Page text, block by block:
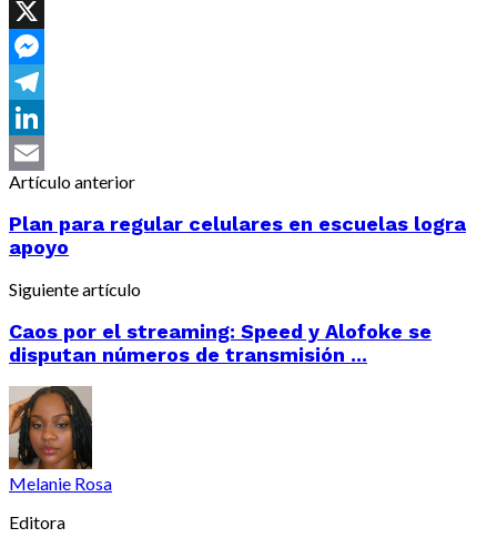
Facebook
X
Messenger
Telegram
LinkedIn
Email
Artículo anterior
Plan para regular celulares en escuelas logra
apoyo
Siguiente artículo
Caos por el streaming: Speed y Alofoke se
disputan números de transmisión ...
Melanie Rosa
Editora